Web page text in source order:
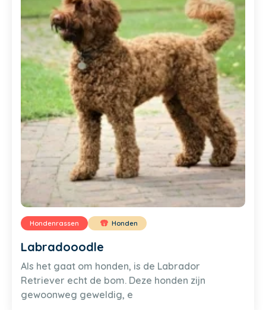
Hondenrassen Honden
Labradooodle
Als het gaat om honden, is de Labrador
Retriever echt de bom. Deze honden zijn
gewoonweg geweldig, e